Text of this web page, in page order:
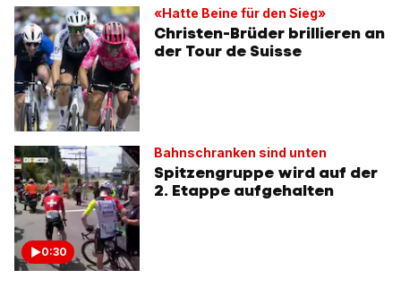
«Hatte Beine für den Sieg»
Christen-Brüder brillieren an
der Tour de Suisse
0:30
Bahnschranken sind unten
Spitzengruppe wird auf der
2. Etappe aufgehalten